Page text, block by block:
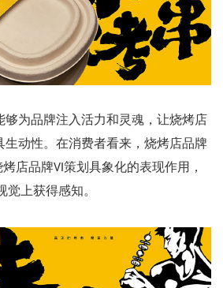
够为品牌注入活力和灵魂，让烧烤店
生动性。在消费者看来，烧烤店品牌
店品牌VI策划具象化的表现作用，
觉上获得感知。